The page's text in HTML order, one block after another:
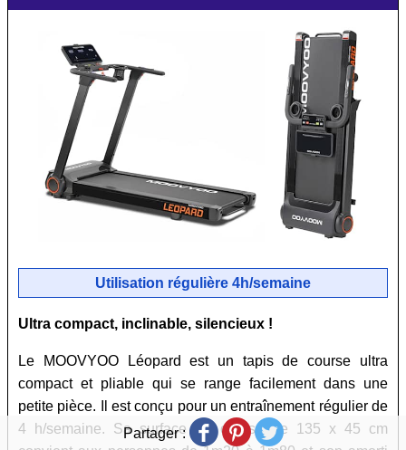
Utilisation régulière 4h/semaine
Ultra compact, inclinable, silencieux !
Le MOOVYOO Léopard est un tapis de course ultra
compact et pliable qui se range facilement dans une
petite pièce. Il est conçu pour un entraînement régulier de
4 h/semaine. Sa surface de course de 135 x 45 cm
Partager :